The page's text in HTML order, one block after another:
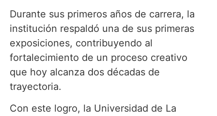
Durante sus primeros años de carrera, la
institución respaldó una de sus primeras
exposiciones, contribuyendo al
fortalecimiento de un proceso creativo
que hoy alcanza dos décadas de
trayectoria.
Con este logro, la Universidad de La